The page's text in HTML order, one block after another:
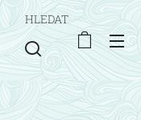
HLEDAT